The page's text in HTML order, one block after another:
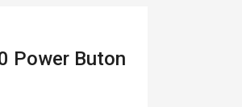
Power Buton